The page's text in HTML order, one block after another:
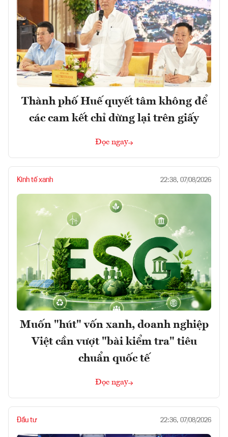
Thành phố Huế quyết tâm không để
các cam kết chỉ dừng lại trên giấy
Đọc ngay
Kinh tế xanh 22:38, 07/08/2026
Muốn "hút" vốn xanh, doanh nghiệp
Việt cần vượt "bài kiểm tra" tiêu
chuẩn quốc tế
Đọc ngay
Đầu tư 22:36, 07/08/2026